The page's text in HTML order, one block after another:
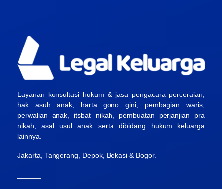
Layanan konsultasi hukum & jasa pengacara perceraian,
hak asuh anak, harta gono gini, pembagian waris,
perwalian anak, itsbat nikah, pembuatan perjanjian pra
nikah, asal usul anak serta dibidang hukum keluarga
lainnya.
Jakarta, Tangerang, Depok, Bekasi & Bogor.